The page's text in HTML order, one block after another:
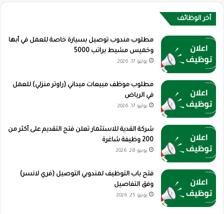
أخر الوظائف
مطلوب مندوب توصيل بسيارة خاصة للعمل في أبها
وخميس مشيط براتب 5000
يوليو 17, 2026
مطلوب موظف مبيعات ميداني (راوتر منزلي) للعمل
في الرياض
يوليو 17, 2026
شركة القدية للاستثمار تعلن فتح التقديم على أكثر من
200 وظيفة شاغرة
يونيو 28, 2026
فتح باب التوظيف لمندوبي التوصيل (فري لانسر)
وفق التفاصيل
يونيو 25, 2026